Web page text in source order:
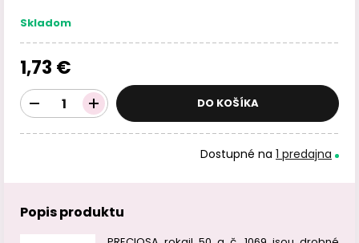
Skladom
1,73 €
DO KOŠÍKA
Dostupné na 1 predajna
Popis produktu